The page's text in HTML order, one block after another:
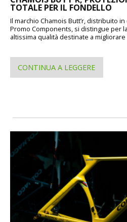
TOTALE PER IL FONDELLO
Il marchio Chamois Butt’r, distribuito
Promo Components, si distingue per
altissima qualità destinate a
CONTINUA A LEGGERE